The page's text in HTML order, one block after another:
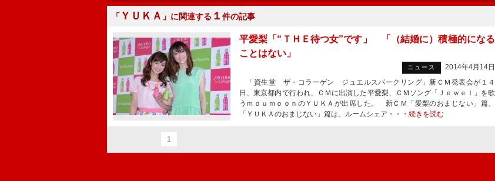
「 ＹＵＫＡ 」に関連する １ 件の記事
平愛梨「“ＴＨＥ待つ女”です」 「（結婚に）積極的になる
ことはない」
ニュース
2014年4月14日
「資生堂 ザ・コラーゲン ジュエルスパークリング」新ＣＭ発表会が１４
日、東京都内で行われ、ＣＭに出演した平愛梨、ＣＭソング「Ｊｅｗｅｌ」を歌
うｍｏｕｍｏｏｎのＹＵＫＡが出席した。 新ＣＭ「愛梨のおまじない」篇、
「ＹＵＫＡのおまじない」篇は、ルームシェア・・・ 続きを読む
1